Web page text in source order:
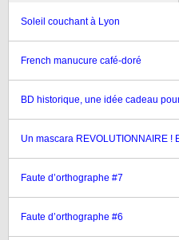
Soleil couchant à Lyon
French manucure café-doré
BD historique, une idée cadeau
Un mascara REVOLUTIONNAIRE !
Faute d’orthographe #7
Faute d’orthographe #6